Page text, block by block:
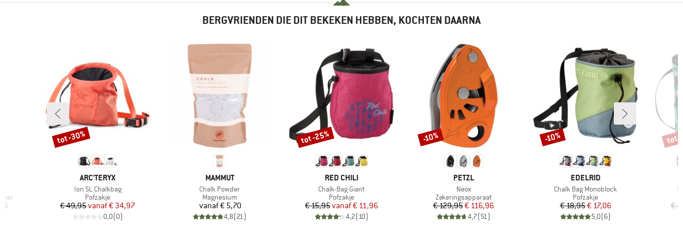
BERGVRIENDEN DIE DIT BEKEKEN HEBBEN, KOCHTEN DAARNA
prijs
MERK
ARC'TERYX
Artikel
Ion SL Chalkbag
Productgroep
Pofzakje
Prijs
€ 49,95 Verlaagde prijs
vanaf€ 34,97
0,0(0)
Korting
tot -30%
MERK
MAMMUT
Artikel
Chalk Powder
Productgroep
Magnesium
Prijs
vanaf€ 5,70
4,8(21)
MERK
RED CHILI
Artikel
Chalk-Bag Giant
Productgroep
Pofzakje
Prijs
€ 15,95 Verlaagde prijs
vanaf€ 11,96
4,2( 10)
Korting
tot -25%
MERK
PETZL
Artikel
Neox
Productgroep
Zekeringsapparaat
Prijs
€ 129,95Verlaagde prijs
€ 116,96
4,7(51)
Korting
-10%
MERK
EDELRID
Artikel
Chalk Bag Monoblock
Productgroep
Pofzakje
Prijs
€ 18,95Verlaagde prijs
€ 17,06
5,0(6)
Korting
-10%
€
tot